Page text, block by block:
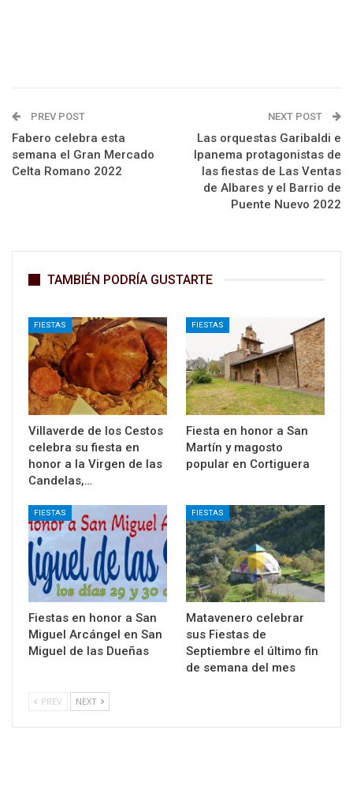
PREV POST
Fabero celebra esta
semana el Gran Mercado
Celta Romano 2022
NEXT POST
Las orquestas Garibaldi e
Ipanema protagonistas de
las fiestas de Las Ventas
de Albares y el Barrio de
Puente Nuevo 2022
TAMBIÉN PODRÍA GUSTARTE
FIESTAS
Villaverde de los Cestos
celebra su fiesta en
honor a la Virgen de las
Candelas,…
FIESTAS
Fiesta en honor a San
Martín y magosto
popular en Cortiguera
FIESTAS
Fiestas en honor a San
Miguel Arcángel en San
Miguel de las Dueñas
FIESTAS
Matavenero celebrar
sus Fiestas de
Septiembre el último fin
de semana del mes
PREV NEXT